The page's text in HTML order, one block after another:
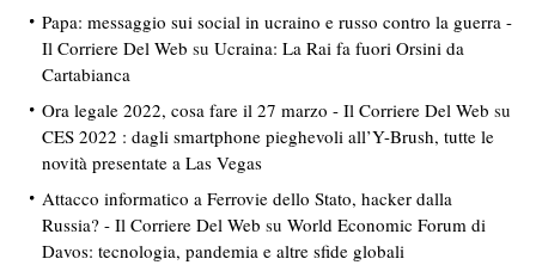
Papa: messaggio sui social in ucraino e russo contro la guerra -
Il Corriere Del Web su Ucraina: La Rai fa fuori Orsini da
Cartabianca
Ora legale 2022, cosa fare il 27 marzo - Il Corriere Del Web su
CES 2022 : dagli smartphone pieghevoli all’Y-Brush, tutte le
novità presentate a Las Vegas
Attacco informatico a Ferrovie dello Stato, hacker dalla
Russia? - Il Corriere Del Web su World Economic Forum di
Davos: tecnologia, pandemia e altre sfide globali